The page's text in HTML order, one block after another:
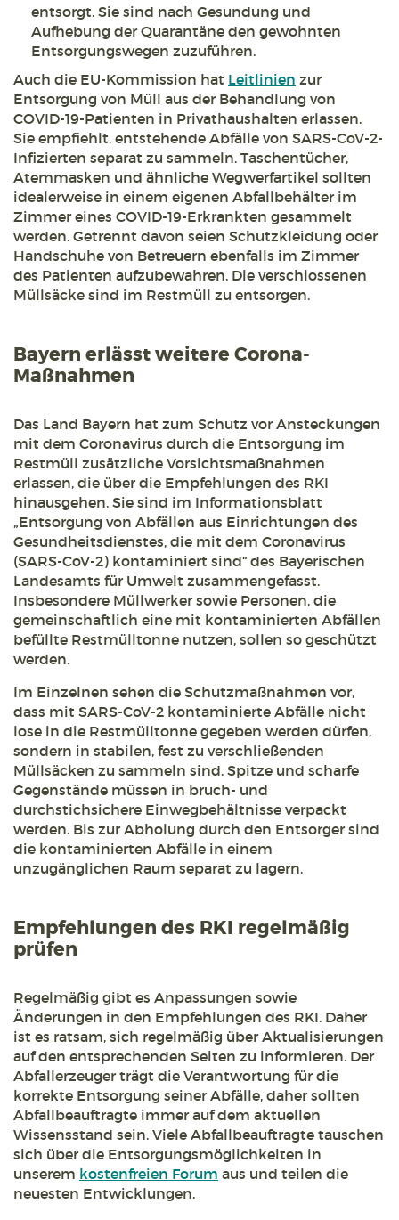
entsorgt. Sie sind nach Gesundung und
Aufhebung der Quarantäne den gewohnten
Entsorgungswegen zuzuführen.
Auch die EU-Kommission hat Leitlinien zur
Entsorgung von Müll aus der Behandlung von
COVID-19-Patienten in Privathaushalten erlassen.
Sie empfiehlt, entstehende Abfälle von SARS-CoV-2-
Infizierten separat zu sammeln. Taschentücher,
Atemmasken und ähnliche Wegwerfartikel sollten
idealerweise in einem eigenen Abfallbehälter im
Zimmer eines COVID-19-Erkrankten gesammelt
werden. Getrennt davon seien Schutzkleidung oder
Handschuhe von Betreuern ebenfalls im Zimmer
des Patienten aufzubewahren. Die verschlossenen
Müllsäcke sind im Restmüll zu entsorgen.
Bayern erlässt weitere Corona-
Maßnahmen
Das Land Bayern hat zum Schutz vor Ansteckungen
mit dem Coronavirus durch die Entsorgung im
Restmüll zusätzliche Vorsichtsmaßnahmen
erlassen, die über die Empfehlungen des RKI
hinausgehen. Sie sind im Informationsblatt
„Entsorgung von Abfällen aus Einrichtungen des
Gesundheitsdienstes, die mit dem Coronavirus
(SARS-CoV-2) kontaminiert sind“ des Bayerischen
Landesamts für Umwelt zusammengefasst.
Insbesondere Müllwerker sowie Personen, die
gemeinschaftlich eine mit kontaminierten Abfällen
befüllte Restmülltonne nutzen, sollen so geschützt
werden.
Im Einzelnen sehen die Schutzmaßnahmen vor,
dass mit SARS-CoV-2 kontaminierte Abfälle nicht
lose in die Restmülltonne gegeben werden dürfen,
sondern in stabilen, fest zu verschließenden
Müllsäcken zu sammeln sind. Spitze und scharfe
Gegenstände müssen in bruch- und
durchstichsichere Einwegbehältnisse verpackt
werden. Bis zur Abholung durch den Entsorger sind
die kontaminierten Abfälle in einem
unzugänglichen Raum separat zu lagern.
Empfehlungen des RKI regelmäßig
prüfen
Regelmäßig gibt es Anpassungen sowie
Änderungen in den Empfehlungen des RKI. Daher
ist es ratsam, sich regelmäßig über Aktualisierungen
auf den entsprechenden Seiten zu informieren. Der
Abfallerzeuger trägt die Verantwortung für die
korrekte Entsorgung seiner Abfälle, daher sollten
Abfallbeauftragte immer auf dem aktuellen
Wissensstand sein. Viele Abfallbeauftragte tauschen
sich über die Entsorgungsmöglichkeiten in
unserem kostenfreien Forum aus und teilen die
neuesten Entwicklungen.